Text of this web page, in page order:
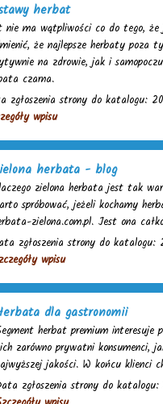
herbat
nie ma wątpliwości co do tego, że
że najlepsze herbaty poza
na zdrowie, jak i
czarna.
zgłoszenia strony do katalogu:
wpisu
herbata - blog
zielona herbata jest tak
spróbować, jeżeli kochamy
zielona.com.pl. Jest ona
zgłoszenia strony do katalogu:
wpisu
dla gastronomii
herbat premium
zarówno prywatni konsumenci,
jakości. W końcu klienci
zgłoszenia strony do